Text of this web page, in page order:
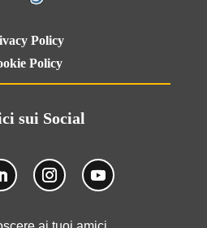
Policy
Policy
sui Social